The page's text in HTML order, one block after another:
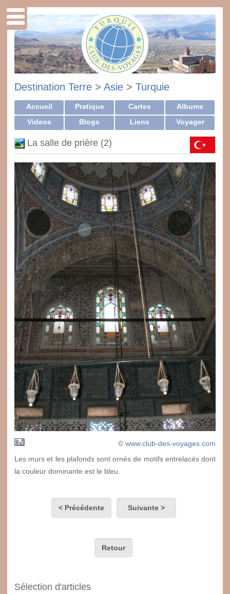
Destination Terre > Asie > Turquie
Accueil Pratique Cartes
Albums
Videos
Blogs Liens Voyager
La salle de prière (2)
© www.club-des-voyages.com
Les murs et les plafonds sont ornés de motifs entrelacés dont
la couleur dominante est le bleu.
< Précédente Suivante >
Retour
Sélection d'articles